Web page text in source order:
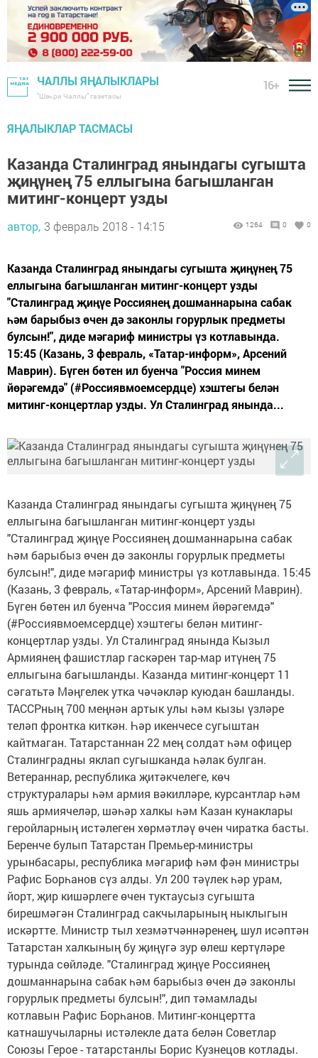
ЧАЛЛЫ ЯҢАЛЫКЛАРЫ
"Шәһри Чаллы" газетасы
16+
ЯҢАЛЫКЛАР ТАСМАСЫ
Казанда Сталинград янындагы сугышта
җиңүнең 75 еллыгына багышланган
митинг-концерт узды
автор, 3 февраль 2018 - 14:15 1264 0 0
Казанда Сталинград янындагы сугышта җиңүнең 75
еллыгына багышланган митинг-концерт узды
"Сталинград җиңүе Россиянең дошманнарына сабак
һәм барыбыз өчен дә законлы горурлык предметы
булсын!", диде мәгариф министры үз котлавында.
15:45 (Казань, 3 февраль, «Татар-информ», Арсений
Маврин). Бүген бөтен ил буенча "Россия минем
йөрәгемдә" (#Россиявмоемсердце) хэштегы белән
митинг-концертлар узды. Ул Сталинград янында...
Казанда Сталинград янындагы сугышта җиңүнең 75
еллыгына багышланган митинг-концерт узды
"Сталинград җиңүе Россиянең дошманнарына сабак
һәм барыбыз өчен дә законлы горурлык предметы
булсын!", диде мәгариф министры үз котлавында. 15:45
(Казань, 3 февраль, «Татар-информ», Арсений Маврин).
Бүген бөтен ил буенча "Россия минем йөрәгемдә"
(#Россиявмоемсердце) хэштегы белән митинг-
концертлар узды. Ул Сталинград янында Кызыл
Армиянең фашистлар гаскәрен тар-мар итүнең 75
еллыгына багышланды. Казанда митинг-концерт 11
сәгатьтә Мәңгелек утка чәчәкләр куюдан башланды.
ТАССРның 700 меңнән артык улы һәм кызы үзләре
теләп фронтка киткән. Һәр икенчесе сугыштан
кайтмаган. Татарстаннан 22 мең солдат һәм офицер
Сталинградны яклап сугышканда һәлак булган.
Ветераннар, республика җитәкчелеге, көч
структуралары һәм армия вәкилләре, курсантлар һәм
яшь армиячеләр, шәһәр халкы һәм Казан кунаклары
геройларның истәлеген хөрмәтләү өчен чиратка басты.
Беренче булып Татарстан Премьер-министры
урынбасары, республика мәгариф һәм фән министры
Рафис Борһанов сүз алды. Ул 200 тәүлек һәр урам,
йорт, җир кишәрлеге өчен туктаусыз сугышта
бирешмәгән Сталинград сакчыларының ныклыгын
искәртте. Министр тыл хезмәтчәннәренең, шул исәптән
Татарстан халкының бу җиңүгә зур өлеш кертүләре
турында сөйләде. "Сталинград җиңүе Россиянең
дошманнарына сабак һәм барыбыз өчен дә законлы
горурлык предметы булсын!", дип тәмамлады
котлавын Рафис Борһанов. Митинг-концертта
катнашучыларны истәлекле дата белән Советлар
Союзы Герое - татарстанлы Борис Кузнецов котлады.